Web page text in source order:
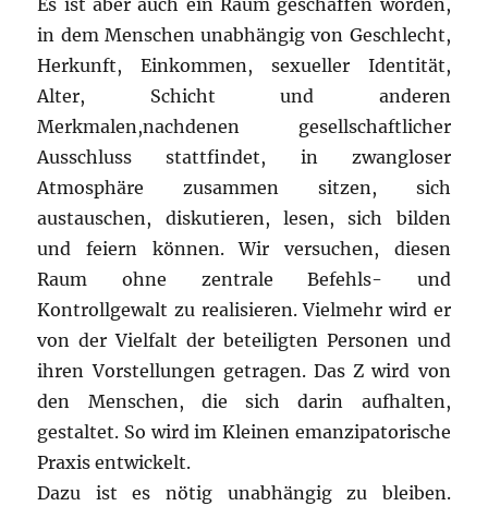
Es ist aber auch ein Raum geschaffen worden,
in dem Menschen unabhängig von Geschlecht,
Herkunft, Einkommen, sexueller Identität,
Alter, Schicht und anderen
Merkmalen,nachdenen gesellschaftlicher
Ausschluss stattfindet, in zwangloser
Atmosphäre zusammen sitzen, sich
austauschen, diskutieren, lesen, sich bilden
und feiern können. Wir versuchen, diesen
Raum ohne zentrale Befehls- und
Kontrollgewalt zu realisieren. Vielmehr wird er
von der Vielfalt der beteiligten Personen und
ihren Vorstellungen getragen. Das Z wird von
den Menschen, die sich darin aufhalten,
gestaltet. So wird im Kleinen emanzipatorische
Praxis entwickelt.
Dazu ist es nötig unabhängig zu bleiben.